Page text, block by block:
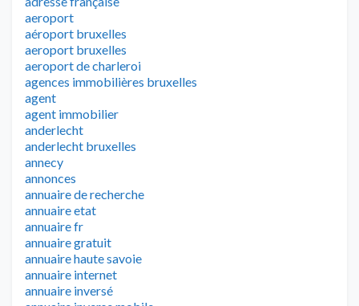
aeroport
aéroport bruxelles
aeroport bruxelles
aeroport de charleroi
agences immobilières bruxelles
agent
agent immobilier
anderlecht
anderlecht bruxelles
annecy
annonces
annuaire de recherche
annuaire etat
annuaire fr
annuaire gratuit
annuaire haute savoie
annuaire internet
annuaire inversé